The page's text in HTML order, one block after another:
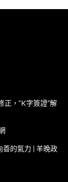
正，“K字簽證”解
善的氣力 | 羊晚政